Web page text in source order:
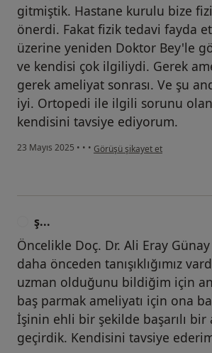
gitmiştik. Hastane kurulu bize
önerdi. Fakat fizik tedavi fayda
üzerine yeniden Doktor Bey'le
ve kendisi çok ilgiliydi. Gerek
gerek ameliyat sonrası. Ve şu
iyi. Ortopedi ile ilgili sorunu
kendisini tavsiye ediyorum.
23 Mayıs 2025 • • • kullanıcının görüşüne göre z...
Görüşü şikayet et
ş...
Öncelikle Doç. Dr. Ali Eray Günay
daha önceden tanışıklığımız
uzman olduğunu bildiğim için
baş parmak ameliyatı için ona
İşinin ehli bir şekilde başarılı bir
geçirdik. Kendisini tavsiye